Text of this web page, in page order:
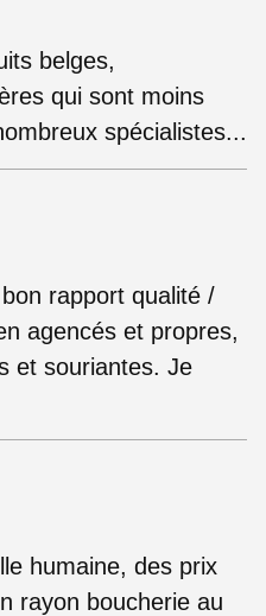
belges,
qui sont moins
spécialistes...
rapport qualité /
agencés et propres,
et souriantes. Je
humaine, des prix
rayon boucherie au